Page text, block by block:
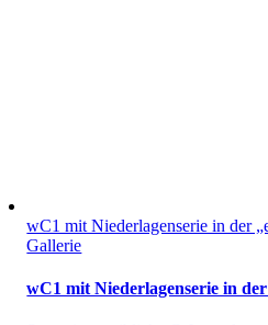
wC1 mit Niederlagenserie in der
Gallerie
wC1 mit Niederlagenserie in